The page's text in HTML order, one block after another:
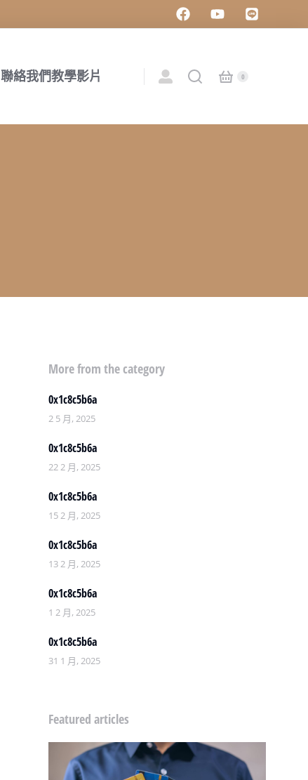
聯絡我們教學影片
More from the category
0x1c8c5b6a
2 5 月, 2025
0x1c8c5b6a
22 2 月, 2025
0x1c8c5b6a
15 2 月, 2025
0x1c8c5b6a
13 2 月, 2025
0x1c8c5b6a
1 2 月, 2025
0x1c8c5b6a
31 1 月, 2025
Featured articles